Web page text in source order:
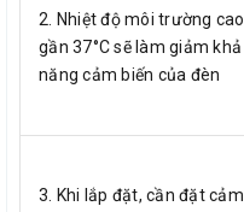
2. Nhiệt độ môi trường cao
gần 37°C sẽ làm giảm khả
năng cảm biến của đèn
3. Khi lắp đặt, cần đặt cảm